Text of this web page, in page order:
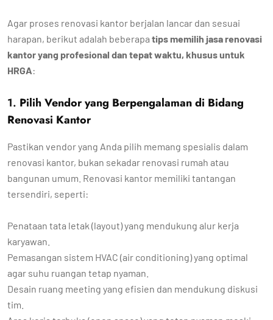
Agar proses renovasi kantor berjalan lancar dan sesuai
harapan, berikut adalah beberapa tips memilih jasa renovasi
kantor yang profesional dan tepat waktu, khusus untuk
HRGA:
1. Pilih Vendor yang Berpengalaman di Bidang
Renovasi Kantor
Pastikan vendor yang Anda pilih memang spesialis dalam
renovasi kantor, bukan sekadar renovasi rumah atau
bangunan umum. Renovasi kantor memiliki tantangan
tersendiri, seperti:
Penataan tata letak (layout) yang mendukung alur kerja
karyawan.
Pemasangan sistem HVAC (air conditioning) yang optimal
agar suhu ruangan tetap nyaman.
Desain ruang meeting yang efisien dan mendukung diskusi
tim.